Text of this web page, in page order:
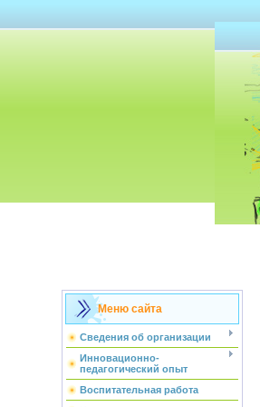
Меню сайта
Сведения об организации
Инновационно-
педагогический опыт
Воспитательная работа